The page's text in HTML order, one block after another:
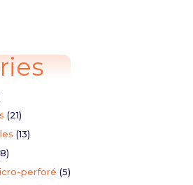
la police de caractère
(21)
(13)
perforé (5)